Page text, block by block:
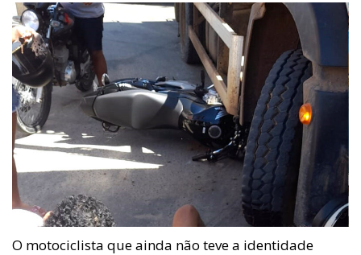
O motociclista que ainda não teve a identidade